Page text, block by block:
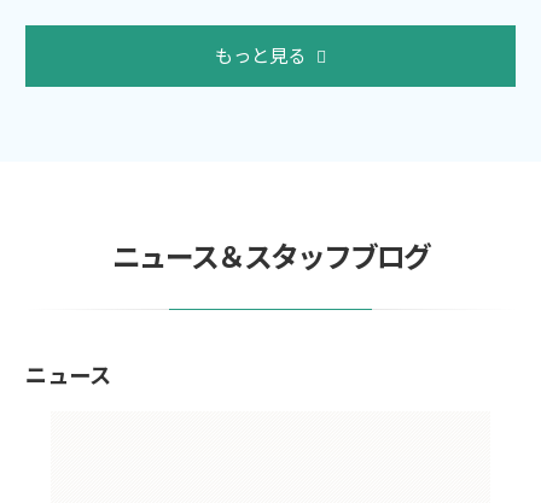
もっと見る
ニュース＆スタッフブログ
ニュース